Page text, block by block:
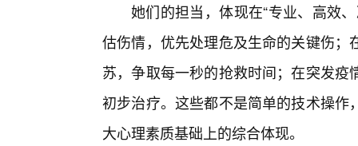
她们的担当，体现在“专业、高效
估伤情，优先处理危及生命的关键伤
苏，争取每一秒的抢救时间；在突发
初步治疗。这些都不是简单的技术操
大心理素质基础上的综合体现。